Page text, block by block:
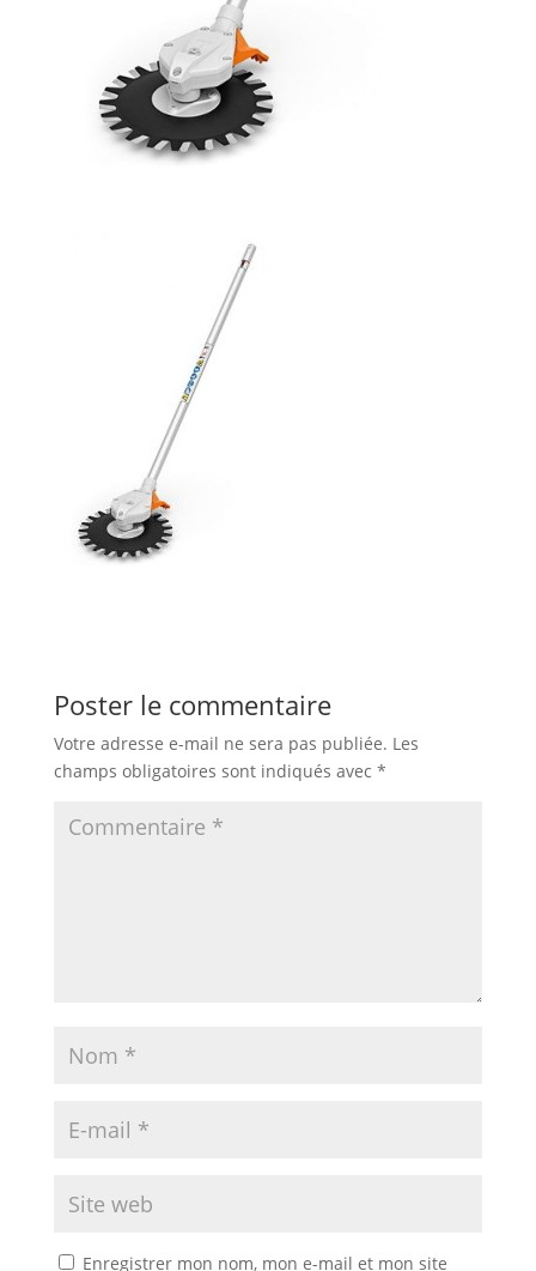
Poster le commentaire
Votre adresse e-mail ne sera pas publiée. Les
champs obligatoires sont indiqués avec *
Enregistrer mon nom, mon e-mail et mon site